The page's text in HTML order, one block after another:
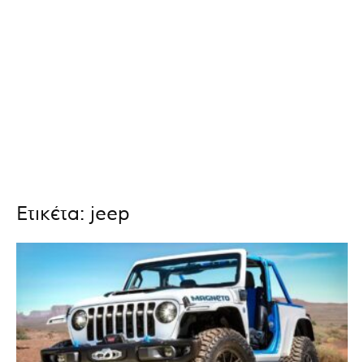
Ετικέτα: jeep